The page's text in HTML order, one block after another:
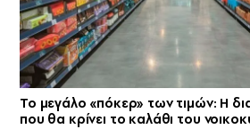
Το μεγάλο «πόκερ» των τιμών: Η
που θα κρίνει το καλάθι του